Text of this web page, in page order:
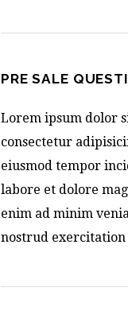
PRE SALE
Lorem ipsum dolor
consectetur
eiusmod tempor
labore et dolore
enim ad minim
nostrud exercitation